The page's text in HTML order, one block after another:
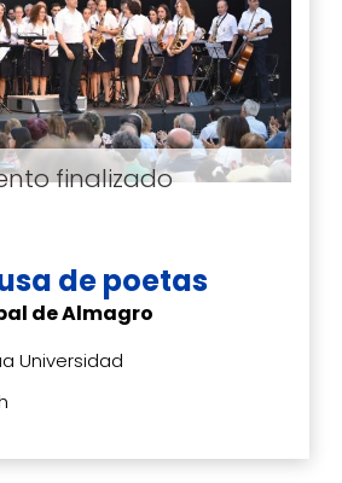
de poetas
de Almagro
Universidad